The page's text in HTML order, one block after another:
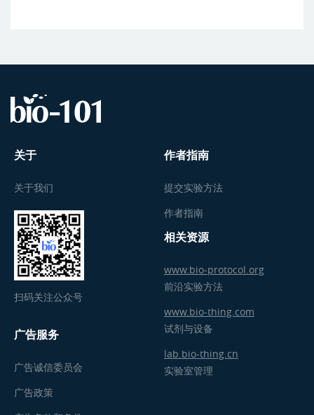
关于
关于我们
扫码关注公众号
广告服务
广告诚信委员会
广告政策
作者指南
提交实验方法
作者指南
相关资源
www.bio-protocol.org
前沿实验方法
www.bio-thing.com
试剂与设备
lab.bio-thing.cn
实验室管理